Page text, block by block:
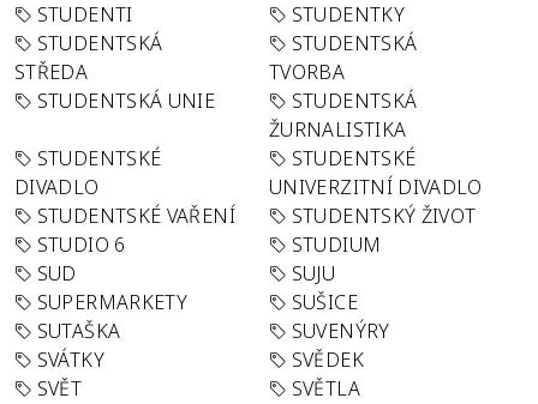
STUDENTI
STUDENTKY
STUDENTSKÁ
STŘEDA
STUDENTSKÁ
TVORBA
STUDENTSKÁ UNIE
STUDENTSKÁ
ŽURNALISTIKA
STUDENTSKÉ
DIVADLO
STUDENTSKÉ
UNIVERZITNÍ DIVADLO
STUDENTSKÉ VAŘENÍ
STUDENTSKÝ ŽIVOT
STUDIO 6
STUDIUM
SUD
SUJU
SUPERMARKETY
SUŠICE
SUTAŠKA
SUVENÝRY
SVÁTKY
SVĚDEK
SVĚT
SVĚTLA